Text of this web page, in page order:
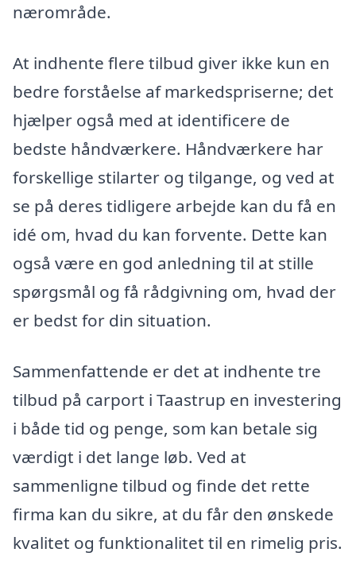
nærområde.
At indhente flere tilbud giver ikke kun en
bedre forståelse af markedspriserne; det
hjælper også med at identificere de
bedste håndværkere. Håndværkere har
forskellige stilarter og tilgange, og ved at
se på deres tidligere arbejde kan du få en
idé om, hvad du kan forvente. Dette kan
også være en god anledning til at stille
spørgsmål og få rådgivning om, hvad der
er bedst for din situation.
Sammenfattende er det at indhente tre
tilbud på carport i Taastrup en investering
i både tid og penge, som kan betale sig
værdigt i det lange løb. Ved at
sammenligne tilbud og finde det rette
firma kan du sikre, at du får den ønskede
kvalitet og funktionalitet til en rimelig pris.